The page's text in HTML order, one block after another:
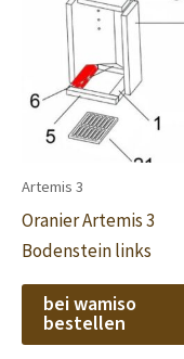
Artemis 3
Oranier Artemis 3
Bodenstein links
bei wamiso
bestellen